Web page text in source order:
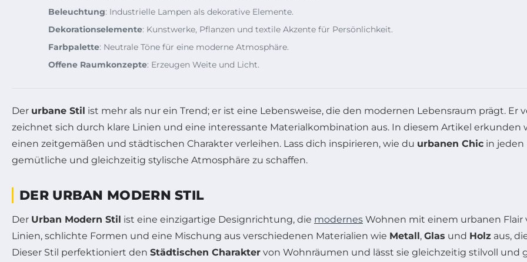
Beleuchtung: Industrielle Lampen als dekorative Elemente.
Dekorationselemente: Kunstwerke, Pflanzen und textile Akzente für Persönlichkeit.
Farbpalette: Neutrale Töne für eine moderne Atmosphäre.
Offene Raumkonzepte: Erzeugen Weite und Licht.
Der urbane Stil ist mehr als nur ein Trend; er ist eine Lebensweise, die den modernen Lebensraum prägt. Er
zeichnet sich durch klare Linien und eine interessante Materialkombination aus. In diesem Artikel erkunden
einen zeitgemäßen und städtischen Charakter verleihen. Lass dich inspirieren, wie du urbanen Chic in jeden
gemütliche und gleichzeitig stylische Atmosphäre zu schaffen.
DER URBAN MODERN STIL
Der Urban Modern Stil ist eine einzigartige Designrichtung, die modernes Wohnen mit einem urbanen Flair
Linien, schlichte Formen und eine Mischung aus verschiedenen Materialien wie Metall, Glas und Holz aus,
Dieser Stil perfektioniert den Städtischen Charakter von Wohnräumen und lässt sie gleichzeitig stilvoll und